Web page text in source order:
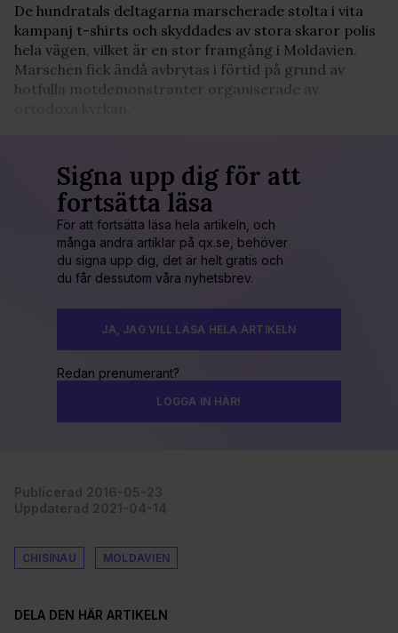
De hundratals deltagarna marscherade stolta i vita
kampanj t-shirts och skyddades av stora skaror polis
hela vägen, vilket är en stor framgång i Moldavien.
Marschen fick ändå avbrytas i förtid på grund av
hotfulla motdemonstranter organiserade av
Signa upp dig för att
fortsätta läsa
För att fortsätta läsa hela artikeln, och
många andra artiklar på qx.se, behöver
du signa upp dig, det är helt gratis och
du får dessutom våra nyhetsbrev.
JA, JAG VILL LÄSA HELA ARTIKELN
Redan prenumerant?
LOGGA IN HÄR!
Publicerad 2016-05-23
Uppdaterad 2021-04-14
CHISINAU MOLDAVIEN
DELA DEN HÄR ARTIKELN